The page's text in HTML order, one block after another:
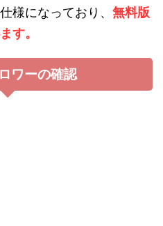
様になっており、 無料版
す。
ワーの確認